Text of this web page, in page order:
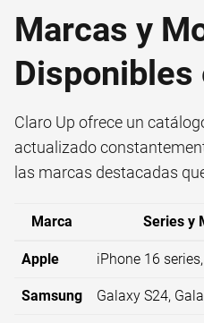
Marcas y
Disponibles
Claro Up ofrece un
actualizado
las marcas destacadas
Marca Series y
Apple iPhone 16
Samsung Galaxy S24,